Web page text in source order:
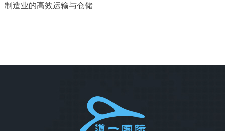
制造业的高效运输与仓储